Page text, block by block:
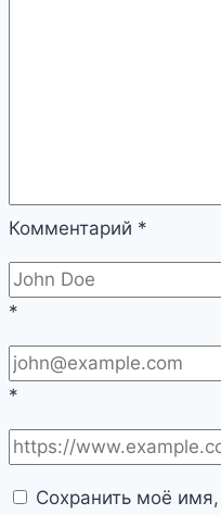
Комментарий *
*
*
Сохранить моё